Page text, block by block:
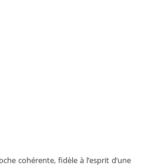
cohérente, fidèle à l’esprit d’une